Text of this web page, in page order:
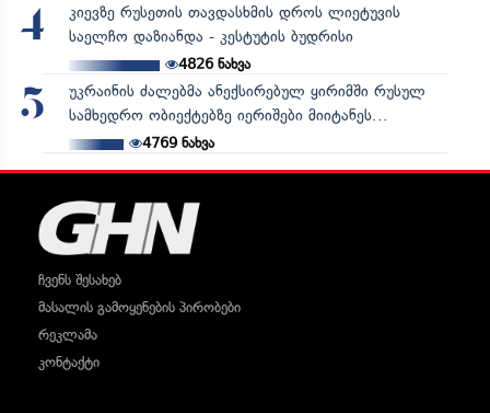
4
კიევზე რუსეთის თავდასხმის დროს ლიეტუვის
საელჩო დაზიანდა - კესტუტის ბუდრისი
4826ნახვა
5
უკრაინის ძალებმა ანექსირებულ ყირიმში რუსულ
სამხედრო ობიექტებზე იერიშები მიიტანეს...
4769ნახვა
ჩვენს შესახებ
მასალის გამოყენების პირობები
რეკლამა
კონტაქტი